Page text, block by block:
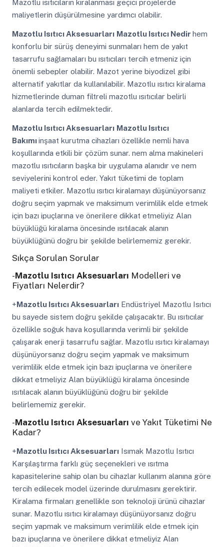
Mazotlu ısıtıcıların kiralanması geçici projelerde
maliyetlerin düşürülmesine yardımcı olabilir.
Mazotlu Isıtıcı Aksesuarları Mazotlu Isıtıcı Nedir hem
konforlu bir sürüş deneyimi sunmaları hem de yakıt
tasarrufu sağlamaları bu ısıtıcıları tercih etmeniz için
önemli sebepler olabilir. Mazot yerine biyodizel gibi
alternatif yakıtlar da kullanılabilir. Mazotlu ısıtıcı kiralama
hizmetlerinde duman filtreli mazotlu ısıtıcılar belirli
alanlarda tercih edilmektedir.
Mazotlu Isıtıcı Aksesuarları Mazotlu Isıtıcı
Bakımıinşaat kurutma cihazları özellikle nemli hava
koşullarında etkili bir çözüm sunar. nem alma makineleri
mazotlu ısıtıcıların başka bir uygulama alanıdır ve nem
seviyelerini kontrol eder. Yakıt tüketimi de toplam
maliyeti etkiler. Mazotlu ısıtıcı kiralamayı düşünüyorsanız
doğru seçim yapmak ve maksimum verimlilik elde etmek
için bazı ipuçlarına ve önerilere dikkat etmeliyiz Alan
büyüklüğü kiralama öncesinde ısıtılacak alanın
büyüklüğünü doğru bir şekilde belirlememiz gerekir.
Sıkça Sorulan Sorular
-Mazotlu Isıtıcı Aksesuarları Modelleri ve
Fiyatları Nelerdir?
+Mazotlu Isıtıcı AksesuarlarıEndüstriyel Mazotlu Isıtıcı
bu sayede sistem doğru şekilde çalışacaktır. Bu ısıtıcılar
özellikle soğuk hava koşullarında verimli bir şekilde
çalışarak enerji tasarrufu sağlar. Mazotlu ısıtıcı kiralamayı
düşünüyorsanız doğru seçim yapmak ve maksimum
verimlilik elde etmek için bazı ipuçlarına ve önerilere
dikkat etmeliyiz Alan büyüklüğü kiralama öncesinde
ısıtılacak alanın büyüklüğünü doğru bir şekilde
belirlememiz gerekir.
-Mazotlu Isıtıcı Aksesuarları ve Yakıt Tüketimi Ne
Kadar?
+Mazotlu Isıtıcı AksesuarlarıIsımak Mazotlu Isıtıcı
Karşılaştırma farklı güç seçenekleri ve ısıtma
kapasitelerine sahip olan bu cihazlar kullanım alanına göre
tercih edilecek model üzerinde durulmasını gerektirir.
Kiralama firmaları genellikle son teknoloji ürünü cihazlar
sunar. Mazotlu ısıtıcı kiralamayı düşünüyorsanız doğru
seçim yapmak ve maksimum verimlilik elde etmek için
bazı ipuçlarına ve önerilere dikkat etmeliyiz Alan